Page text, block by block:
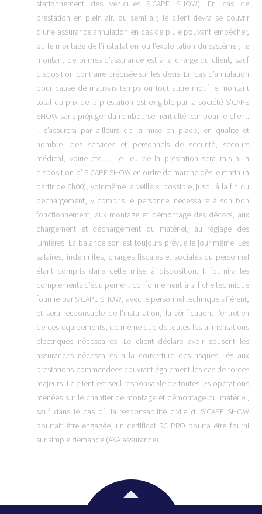
stationnement des véhicules S’CAPE SHOW). En cas de
prestation en plein air, ou semi air, le client devra se couvrir
d’une assurance annulation en cas de pluie pouvant empêcher,
ou le montage de l’installation ou l’exploitation du système ; le
montant de primes d’assurance est à la charge du client, sauf
disposition contraire précisée sur les devis. En cas d’annulation
pour cause de mauvais temps ou tout autre motif le montant
total du prix de la prestation est exigible par la société S’CAPE
SHOW sans préjuger du remboursement ultérieur pour le client.
Il s’assurera par ailleurs de la mise en place, en qualité et
nombre, des services et personnels de sécurité, secours
médical, voirie etc.… Le lieu de la prestation sera mis à la
disposition d’ S’CAPE SHOW en ordre de marche dès le matin (à
partir de 6h00), voir même la veille si possible, jusqu’à la fin du
déchargement, y compris le personnel nécessaire à son bon
fonctionnement, aux montage et démontage des décors, aux
chargement et déchargement du matériel, au réglage des
lumières. La balance son est toujours prévue le jour même. Les
salaires, indemnités, charges fiscales et sociales du personnel
étant compris dans cette mise à disposition. Il fournira les
compléments d’équipement conformément à la fiche technique
fournie par S’CAPE SHOW, avec le personnel technique afférent,
et sera responsable de l’installation, la vérification, l’entretien
de ces équipements, de même que de toutes les alimentations
électriques nécessaires. Le client déclare avoir souscrit les
assurances nécessaires à la couverture des risques liés aux
prestations commandées couvrant également les cas de forces
majeurs. Le client est seul responsable de toutes les opérations
menées sur le chantier de montage et démontage du matériel,
sauf dans le cas où la responsabilité civile d’ S’CAPE SHOW
pourrait être engagée, un certificat RC PRO pourra être fourni
sur simple demande (AXA assurance).